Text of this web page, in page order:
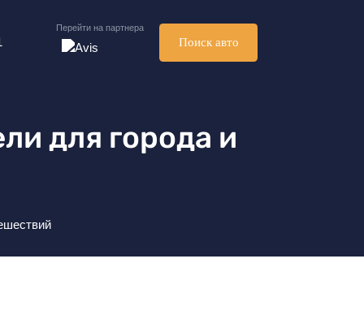
Перейти на партнера
Поиск авто
для города и